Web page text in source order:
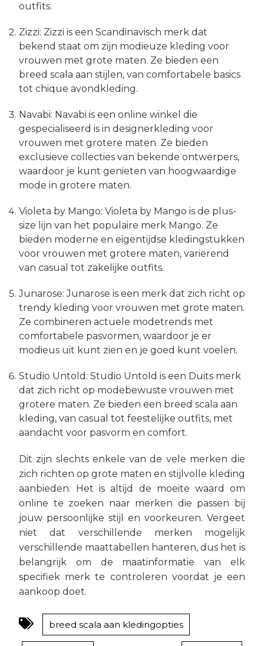
outfits.
Zizzi: Zizzi is een Scandinavisch merk dat
bekend staat om zijn modieuze kleding voor
vrouwen met grote maten. Ze bieden een
breed scala aan stijlen, van comfortabele basics
tot chique avondkleding.
Navabi: Navabi is een online winkel die
gespecialiseerd is in designerkleding voor
vrouwen met grotere maten. Ze bieden
exclusieve collecties van bekende ontwerpers,
waardoor je kunt genieten van hoogwaardige
mode in grotere maten.
Violeta by Mango: Violeta by Mango is de plus-
size lijn van het populaire merk Mango. Ze
bieden moderne en eigentijdse kledingstukken
voor vrouwen met grotere maten, variërend
van casual tot zakelijke outfits.
Junarose: Junarose is een merk dat zich richt op
trendy kleding voor vrouwen met grote maten.
Ze combineren actuele modetrends met
comfortabele pasvormen, waardoor je er
modieus uit kunt zien en je goed kunt voelen.
Studio Untold: Studio Untold is een Duits merk
dat zich richt op modebewuste vrouwen met
grotere maten. Ze bieden een breed scala aan
kleding, van casual tot feestelijke outfits, met
aandacht voor pasvorm en comfort.
Dit zijn slechts enkele van de vele merken die
zich richten op grote maten en stijlvolle kleding
aanbieden. Het is altijd de moeite waard om
online te zoeken naar merken die passen bij
jouw persoonlijke stijl en voorkeuren. Vergeet
niet dat verschillende merken mogelijk
verschillende maattabellen hanteren, dus het is
belangrijk om de maatinformatie van elk
specifiek merk te controleren voordat je een
aankoop doet.
breed scala aan kledingopties